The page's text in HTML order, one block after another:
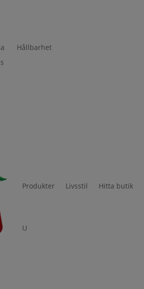
Hållbarhet
Produkter Livsstil Hitta butik
U